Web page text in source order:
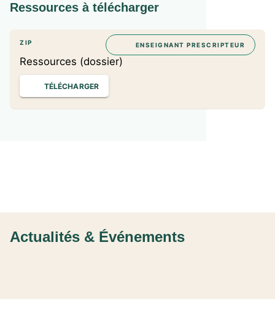
Ressources à télécharger
ZIP
Ressources (dossier)
ENSEIGNANT PRESCRIPTEUR
TÉLÉCHARGER
Actualités & Événements